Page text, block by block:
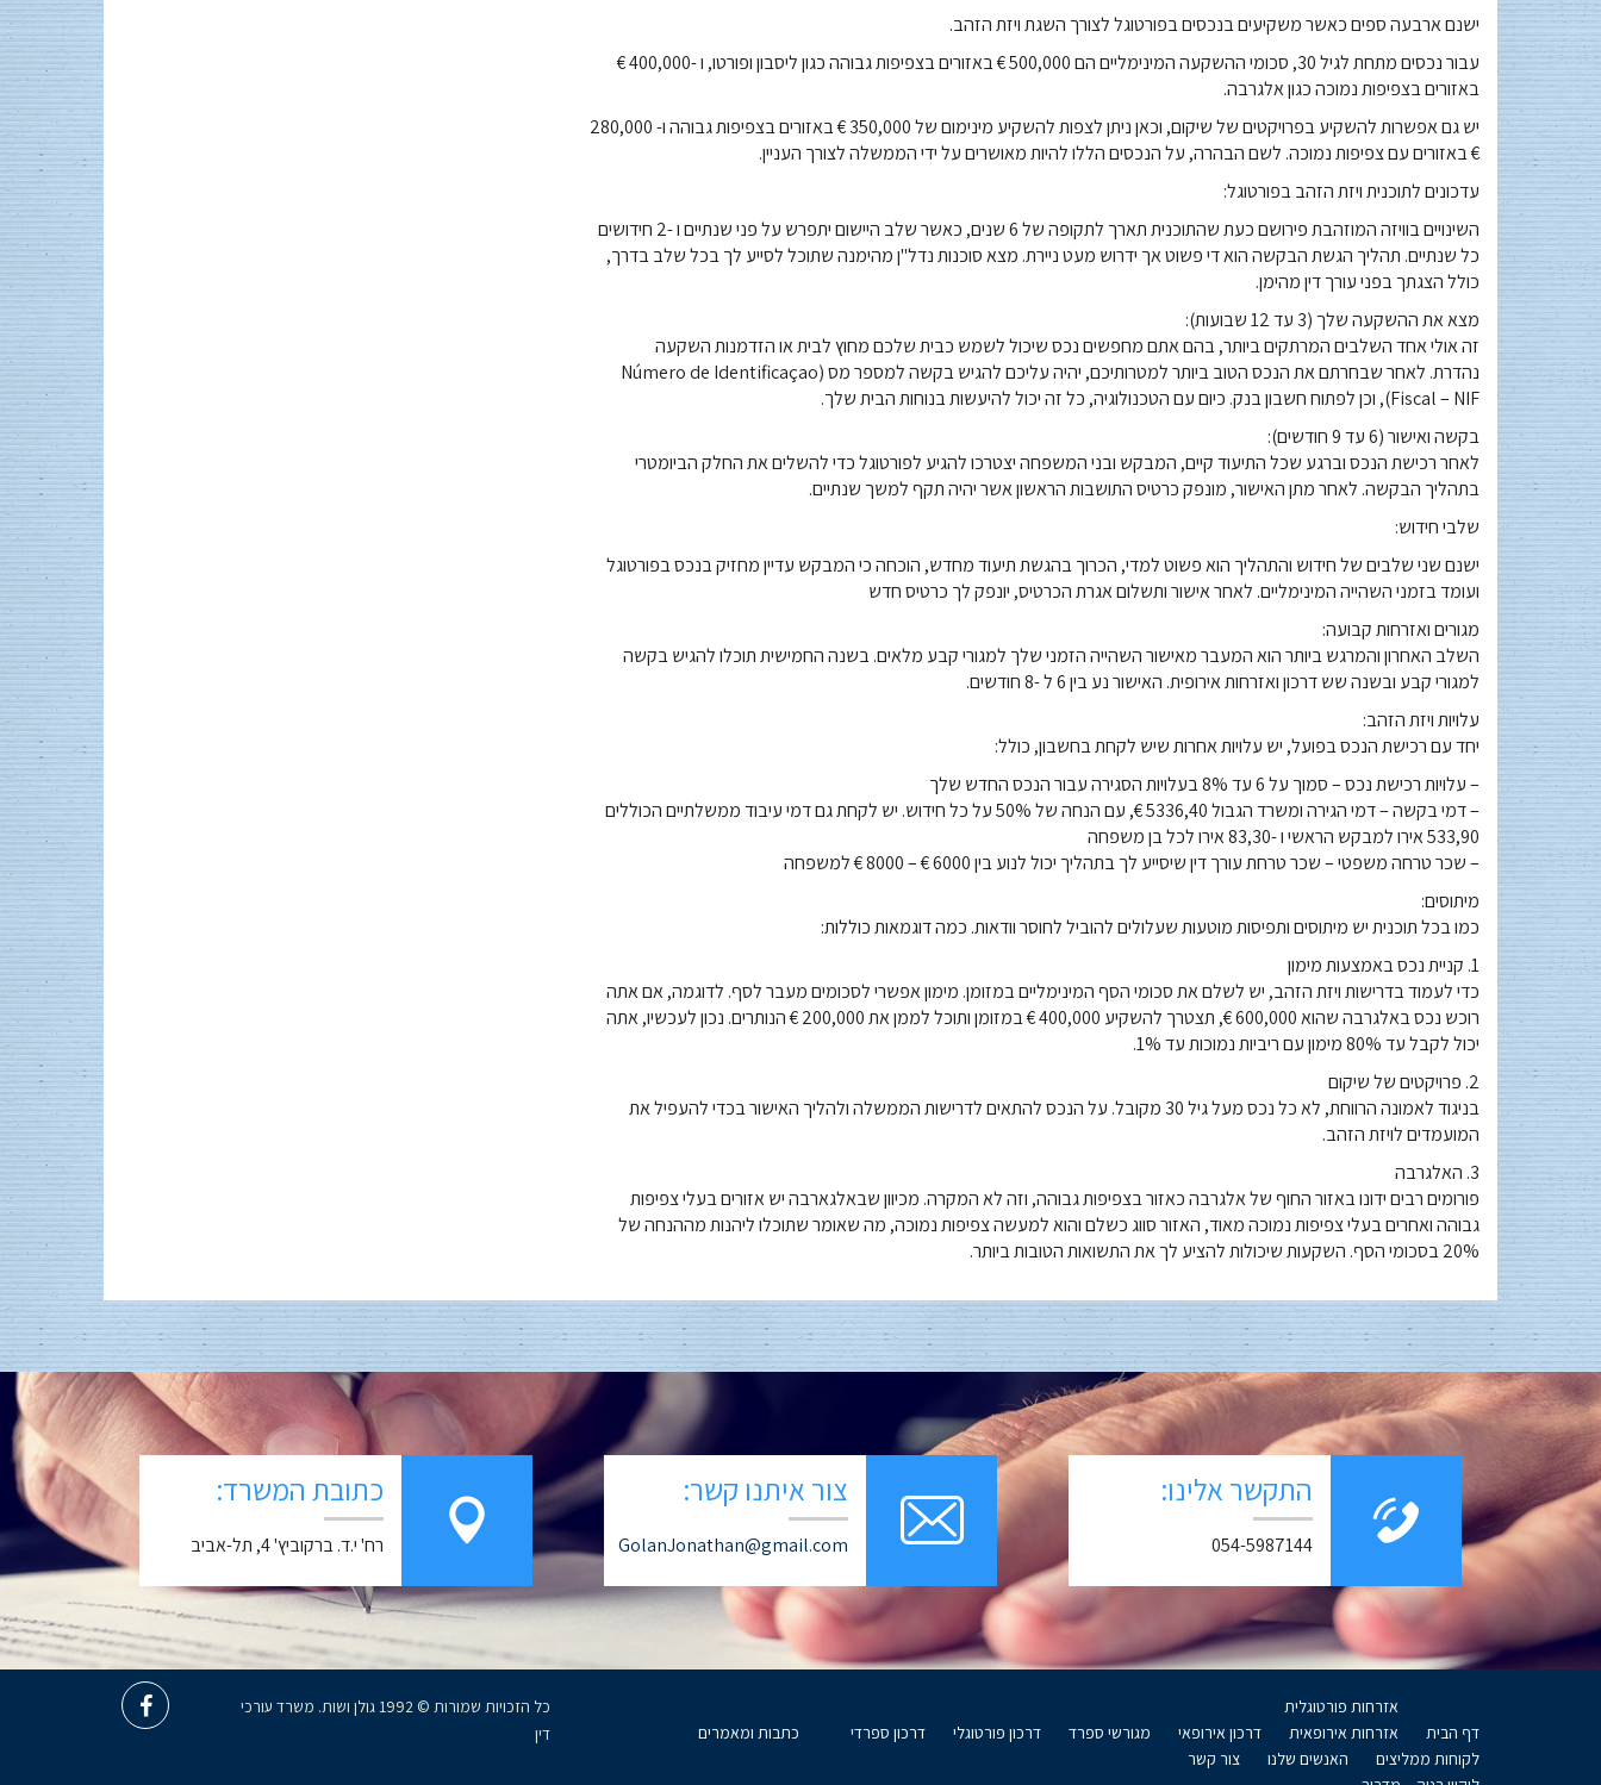
ישנם ארבעה ספים כאשר משקיעים בנכסים בפורטוגל לצורך השגת ויזת הזהב.
עבור נכסים מתחת לגיל 30, סכומי ההשקעה המינימליים הם 500,000 € באזורים בצפיפות גבוהה כגון ליסבון ופורטו, ו -400,000 €
באזורים בצפיפות נמוכה כגון אלגרבה.
יש גם אפשרות להשקיע בפרויקטים של שיקום, וכאן ניתן לצפות להשקיע מינימום של 350,000 € באזורים בצפיפות גבוהה ו- 280,000
€ באזורים עם צפיפות נמוכה. לשם הבהרה, על הנכסים הללו להיות מאושרים על ידי הממשלה לצורך העניין.
עדכונים לתוכנית ויזת הזהב בפורטוגל:
השינויים בוויזה המוזהבת פירושם כעת שהתוכנית תארך לתקופה של 6 שנים, כאשר שלב היישום יתפרש על פני שנתיים ו -2 חידושים
כל שנתיים. תהליך הגשת הבקשה הוא די פשוט אך ידרוש מעט ניירת. מצא סוכנות נדל"ן מהימנה שתוכל לסייע לך בכל שלב בדרך,
כולל הצגתך בפני עורך דין מהימן.
מצא את ההשקעה שלך (3 עד 12 שבועות):
זה אולי אחד השלבים המרתקים ביותר, בהם אתם מחפשים נכס שיכול לשמש כבית שלכם מחוץ לבית או הזדמנות השקעה
נהדרת. לאחר שבחרתם את הנכס הטוב ביותר למטרותיכם, יהיה עליכם להגיש בקשה למספר מס (Número de Identificaçao
Fiscal – NIF), וכן לפתוח חשבון בנק. כיום עם הטכנולוגיה, כל זה יכול להיעשות בנוחות הבית שלך.
בקשה ואישור (6 עד 9 חודשים):
לאחר רכישת הנכס וברגע שכל התיעוד קיים, המבקש ובני המשפחה יצטרכו להגיע לפורטוגל כדי להשלים את החלק הביומטרי
בתהליך הבקשה. לאחר מתן האישור, מונפק כרטיס התושבות הראשון אשר יהיה תקף למשך שנתיים.
שלבי חידוש:
ישנם שני שלבים של חידוש והתהליך הוא פשוט למדי, הכרוך בהגשת תיעוד מחדש, הוכחה כי המבקש עדיין מחזיק בנכס בפורטוגל
ועומד בזמני השהייה המינימליים. לאחר אישור ותשלום אגרת הכרטיס, יונפק לך כרטיס חדש
מגורים ואזרחות קבועה:
השלב האחרון והמרגש ביותר הוא המעבר מאישור השהייה הזמני שלך למגורי קבע מלאים. בשנה החמישית תוכלו להגיש בקשה
למגורי קבע ובשנה שש דרכון ואזרחות אירופית. האישור נע בין 6 ל -8 חודשים.
עלויות ויזת הזהב:
יחד עם רכישת הנכס בפועל, יש עלויות אחרות שיש לקחת בחשבון, כולל:
– עלויות רכישת נכס – סמוך על 6 עד 8% בעלויות הסגירה עבור הנכס החדש שלך
– דמי בקשה – דמי הגירה ומשרד הגבול 5336,40 €, עם הנחה של 50% על כל חידוש. יש לקחת גם דמי עיבוד ממשלתיים הכוללים
533,90 אירו למבקש הראשי ו -83,30 אירו לכל בן משפחה
– שכר טרחה משפטי – שכר טרחת עורך דין שיסייע לך בתהליך יכול לנוע בין 6000 € – 8000 € למשפחה
מיתוסים:
כמו בכל תוכנית יש מיתוסים ותפיסות מוטעות שעלולים להוביל לחוסר וודאות. כמה דוגמאות כוללות:
1. קניית נכס באמצעות מימון
כדי לעמוד בדרישות ויזת הזהב, יש לשלם את סכומי הסף המינימליים במזומן. מימון אפשרי לסכומים מעבר לסף. לדוגמה, אם אתה
רוכש נכס באלגרבה שהוא 600,000 €, תצטרך להשקיע 400,000 € במזומן ותוכל לממן את 200,000 € הנותרים. נכון לעכשיו, אתה
יכול לקבל עד 80% מימון עם ריביות נמוכות עד 1%.
2. פרויקטים של שיקום
בניגוד לאמונה הרווחת, לא כל נכס מעל גיל 30 מקובל. על הנכס להתאים לדרישות הממשלה ולהליך האישור בכדי להעפיל את
המועמדים לויזת הזהב.
3. האלגרבה
פורומים רבים ידונו באזור החוף של אלגרבה כאזור בצפיפות גבוהה, וזה לא המקרה. מכיוון שבאלגארבה יש אזורים בעלי צפיפות
גבוהה ואחרים בעלי צפיפות נמוכה מאוד, האזור סווג כשלם והוא למעשה צפיפות נמוכה, מה שאומר שתוכלו ליהנות מההנחה של
20% בסכומי הסף. השקעות שיכולות להציע לך את התשואות הטובות ביותר.
התקשר אלינו:
054-5987144
צור איתנו קשר:
GolanJonathan@gmail.com
כתובת המשרד:
רח' י.ד. ברקוביץ' 4, תל-אביב
דף הבית
אזרחות פורטוגלית
אזרחות אירופאית
דרכון אירופאי מגורשי ספרד דרכון פורטוגלי דרכון ספרדי
כתבות ומאמרים
לקוחות ממליצים
האנשים שלנו
צור קשר
כל הזכויות שמורות © 1992 גולן ושות. משרד עורכי
דין